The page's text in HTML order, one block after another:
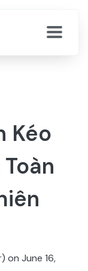
Kéo
on June 16,